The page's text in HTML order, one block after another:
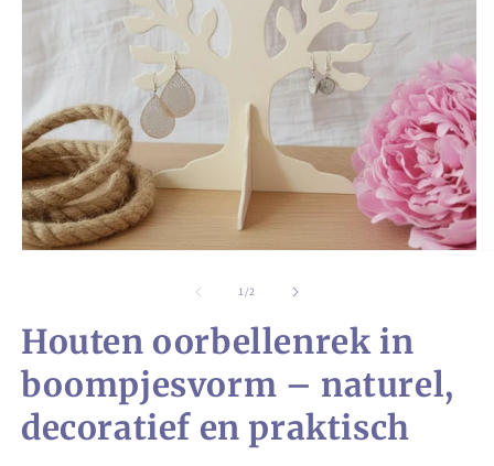
1/van
2
Houten oorbellenrek in
boompjesvorm – naturel,
decoratief en praktisch